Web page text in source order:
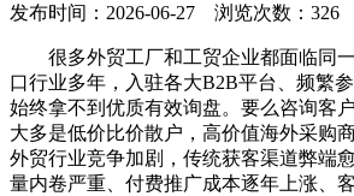
发布时间：2026-06-27 浏览次数：326
很多外贸工厂和工贸企业都面临同
口行业多年，入驻各大B2B平台、频繁
始终拿不到优质有效询盘。要么咨询客
大多是低价比价散户，高价值海外采购
外贸行业竞争加剧，传统获客渠道弊端
量内卷严重、付费推广成本逐年上涨、